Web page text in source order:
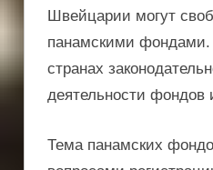
Швейцарии могут
панамскими фондами.
странах
деятельности фондов
Тема панамских